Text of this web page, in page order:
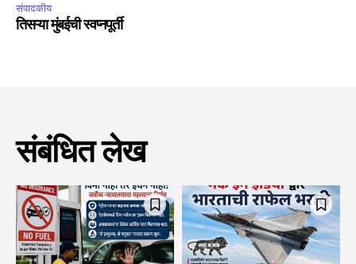
संपादकीय
तिसऱ्या मुंबईची स्वप्नपूर्ती
संबंधित लेख